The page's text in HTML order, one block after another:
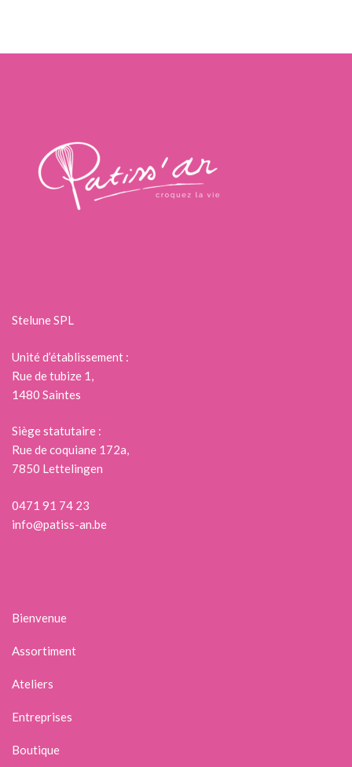
Stelune SPL
Unité d’établissement :
Rue de tubize 1,
1480 Saintes
Siège statutaire :
Rue de coquiane 172a,
7850 Lettelingen
0471 91 74 23
info@patiss-an.be
Bienvenue
Assortiment
Ateliers
Entreprises
Boutique